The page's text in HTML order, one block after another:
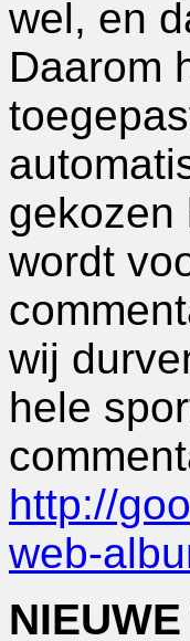
wel, en
Daarom
gekozen
wordt
wij
hele
http://
web-